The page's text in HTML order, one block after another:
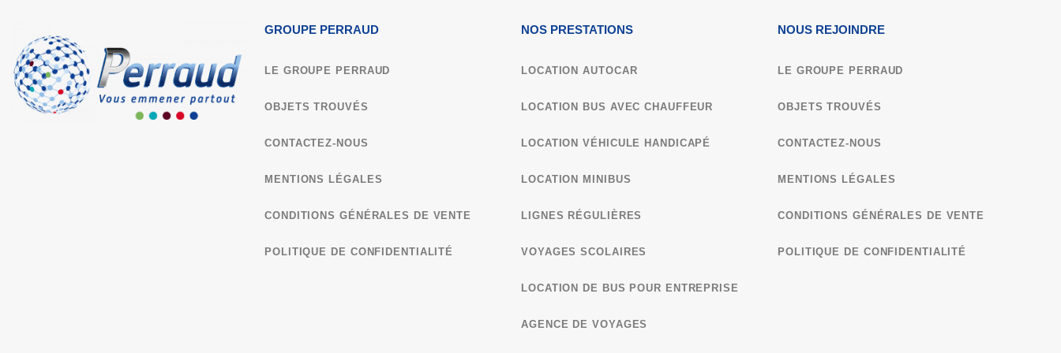
GROUPE PERRAUD
LE GROUPE PERRAUD
OBJETS TROUVÉS
CONTACTEZ-NOUS
MENTIONS LÉGALES
CONDITIONS GÉNÉRALES DE VENTE​
POLITIQUE DE CONFIDENTIALITÉ
NOS PRESTATIONS
LOCATION AUTOCAR
LOCATION BUS AVEC CHAUFFEUR
LOCATION VÉHICULE HANDICAPÉ
LOCATION MINIBUS
LIGNES RÉGULIÈRES
VOYAGES SCOLAIRES
LOCATION DE BUS POUR ENTREPRISE
AGENCE DE VOYAGES
NOUS REJOINDRE
LE GROUPE PERRAUD
OBJETS TROUVÉS
CONTACTEZ-NOUS
MENTIONS LÉGALES
CONDITIONS GÉNÉRALES DE VENTE​
POLITIQUE DE CONFIDENTIALITÉ